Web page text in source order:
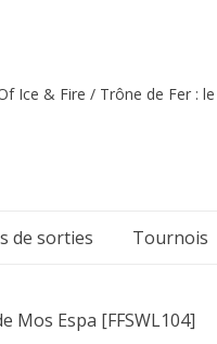
Ice & Fire / Trône de Fer :
de sorties Tournois
Mos Espa [FFSWL104]